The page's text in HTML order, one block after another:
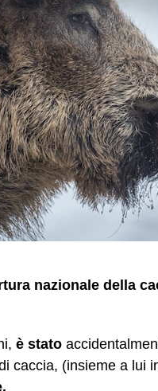
nazionale della
è stato
caccia, (insieme a lui